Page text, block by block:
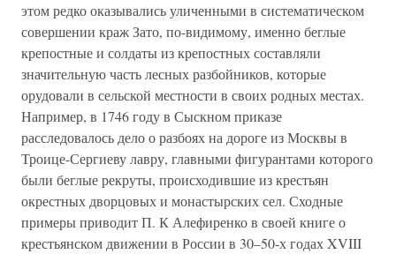
этом редко оказывались уличенными в систематическом
совершении краж Зато, по-видимому, именно беглые
крепостные и солдаты из крепостных составляли
значительную часть лесных разбойников, которые
орудовали в сельской местности в своих родных местах.
Например, в 1746 году в Сыскном приказе
расследовалось дело о разбоях на дороге из Москвы в
Троице-Сергиеву лавру, главными фигурантами которого
были беглые рекруты, происходившие из крестьян
окрестных дворцовых и монастырских сел. Сходные
примеры приводит П. К Алефиренко в своей книге о
крестьянском движении в России в 30–50-х годах XVIII